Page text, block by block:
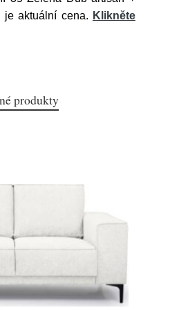
aktuální cena. Klikněte
produkty